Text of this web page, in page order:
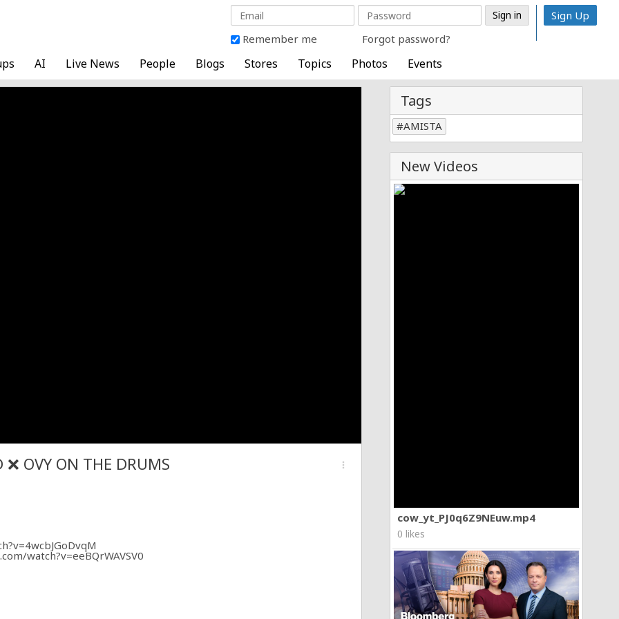
Remember me Forgot password?
Sign Up
AI Live News People Blogs Stores Topics Photos Events
Tags
AMISTA
New Videos
cow_yt_PJ0q6Z9NEuw.mp4
0 likes
OVY ON THE DRUMS more_vert
watch?v=eeBQrWAVSV0